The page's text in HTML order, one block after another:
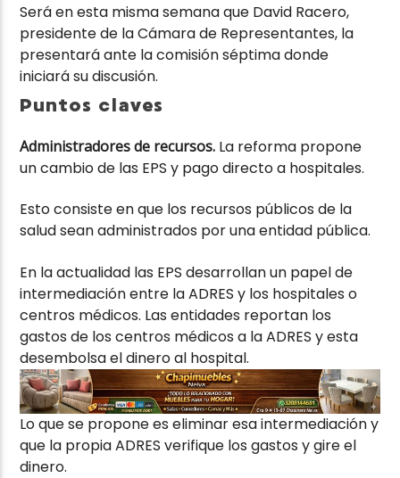
Será en esta misma semana que David Racero,
presidente de la Cámara de Representantes, la
presentará ante la comisión séptima donde
iniciará su discusión.
Puntos claves
Administradores de recursos. La reforma propone
un cambio de las EPS y pago directo a hospitales.
Esto consiste en que los recursos públicos de la
salud sean administrados por una entidad pública.
En la actualidad las EPS desarrollan un papel de
intermediación entre la ADRES y los hospitales o
centros médicos. Las entidades reportan los
gastos de los centros médicos a la ADRES y esta
desembolsa el dinero al hospital.
Lo que se propone es eliminar esa intermediación y
que la propia ADRES verifique los gastos y gire el
dinero.